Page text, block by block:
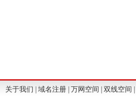
关于我们 域名注册 万网空间 双线空间